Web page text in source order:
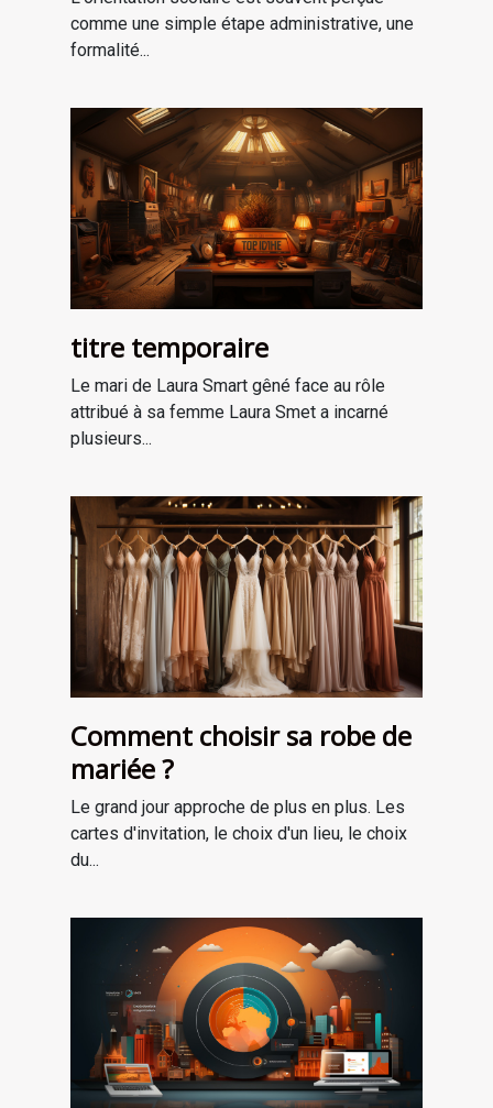
comme une simple étape administrative, une
formalité...
titre temporaire
Le mari de Laura Smart gêné face au rôle
attribué à sa femme Laura Smet a incarné
plusieurs...
Comment choisir sa robe de
mariée ?
Le grand jour approche de plus en plus. Les
cartes d'invitation, le choix d'un lieu, le choix
du...